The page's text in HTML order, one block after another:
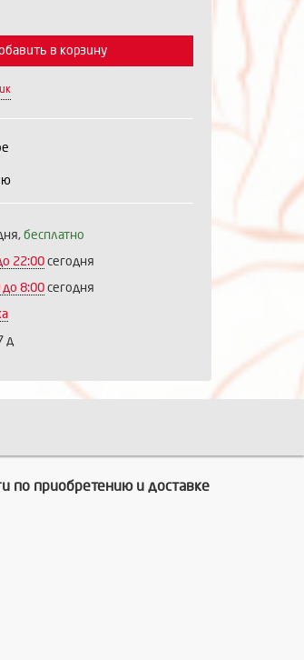
количество:
Отмена
в корзину
бесплатно
22:00 сегодня
до 8:00сегодня
д
по приобретению и доставке